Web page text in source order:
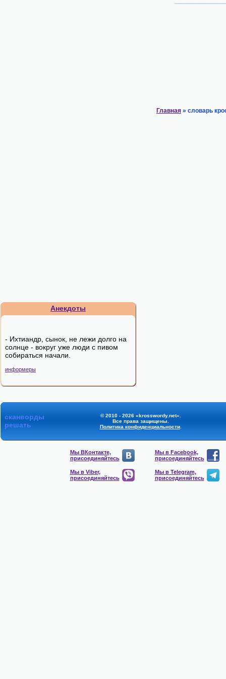
Анекдоты
- Ихтиандр, сынок, не лежи долго на
солнце - вокруг уже люди с пивом
собираться начали.
информеры
Главная » словарь
сканворды
решать
© 2010 - 2026 «krosswordy.net».
Все права защищены.
Политика конфиденциальности.
Мы ВКонтакте,
присоединяйтесь
Мы в Facebook,
присоединяйтесь
Мы в Viber,
присоединяйтесь
Мы в Telegram,
присоединяйтесь